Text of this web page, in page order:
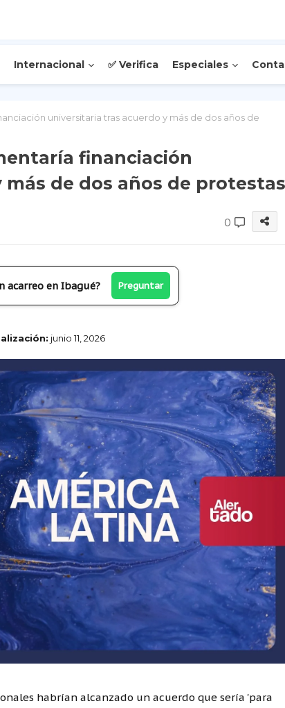
Internacional ✅ Verifica Especiales
universitaria tras acuerdo y más de dos años de
financiación
de dos años de protestas
0
acarreo en Ibagué? Preguntar
junio 11, 2026
habrían alcanzado un acuerdo que sería 'para